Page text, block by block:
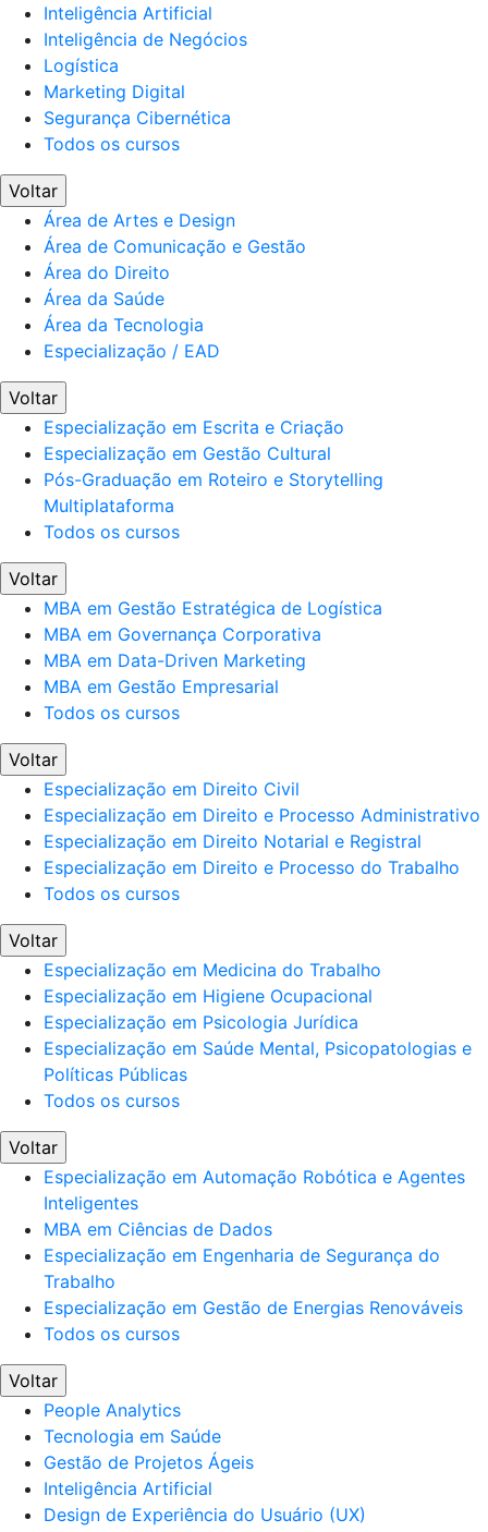
Inteligência Artificial
Inteligência de Negócios
Logística
Marketing Digital
Segurança Cibernética
Todos os cursos
Voltar
Área de Artes e Design
Área de Comunicação e Gestão
Área do Direito
Área da Saúde
Área da Tecnologia
Especialização / EAD
Voltar
Especialização em Escrita e Criação
Especialização em Gestão Cultural
Pós-Graduação em Roteiro e Storytelling
Multiplataforma
Todos os cursos
Voltar
MBA em Gestão Estratégica de Logística
MBA em Governança Corporativa
MBA em Data-Driven Marketing
MBA em Gestão Empresarial
Todos os cursos
Voltar
Especialização em Direito Civil
Especialização em Direito e Processo Administrativo
Especialização em Direito Notarial e Registral
Especialização em Direito e Processo do Trabalho
Todos os cursos
Voltar
Especialização em Medicina do Trabalho
Especialização em Higiene Ocupacional
Especialização em Psicologia Jurídica
Especialização em Saúde Mental, Psicopatologias e
Políticas Públicas
Todos os cursos
Voltar
Especialização em Automação Robótica e Agentes
Inteligentes
MBA em Ciências de Dados
Especialização em Engenharia de Segurança do
Trabalho
Especialização em Gestão de Energias Renováveis
Todos os cursos
Voltar
People Analytics
Tecnologia em Saúde
Gestão de Projetos Ágeis
Inteligência Artificial
Design de Experiência do Usuário (UX)